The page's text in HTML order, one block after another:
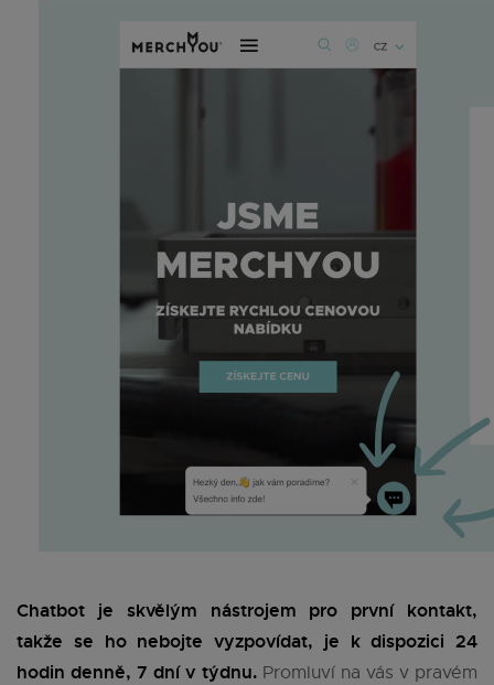
Chatbot je skvělým nástrojem pro první kontakt,
takže se ho nebojte vyzpovídat, je k dispozici 24
hodin denně, 7 dní v týdnu.Promluví na vás v pravém